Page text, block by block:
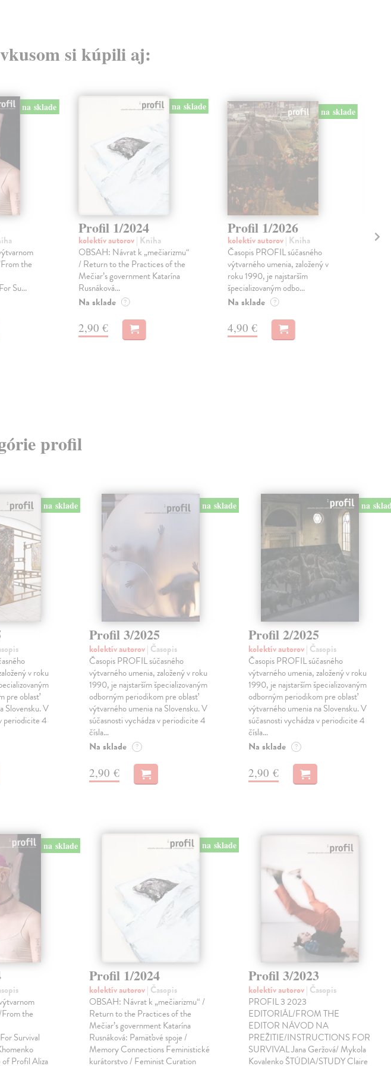
si kúpili aj:
na sklade
the
Su...
na sklade
Profil 1/2024
kolektív autorov| Kniha
OBSAH: Návrat k „mečiarizmu“
/ Return to the Practices of the
Mečiar’s government Katarína
Rusnáková...
Na sklade ?
2,90 €
na sklade
Profil 1/2026
kolektív autorov| Kniha
Časopis PROFIL súčasného
výtvarného umenia, založený v
roku 1990, je najstarším
špecializovaným odbo...
Na sklade ?
4,90 €
profil
na sklade
v roku
pre oblasť
Slovensku. V
periodicite 4
na sklade
Profil 3/2025
kolektív autorov| Časopis
Časopis PROFIL súčasného
výtvarného umenia, založený v roku
1990, je najstarším špecializovaným
odborným periodikom pre oblasť
výtvarného umenia na Slovensku. V
súčasnosti vychádza v periodicite 4
čísla…
Na sklade ?
2,90 €
na
Profil 2/2025
kolektív autorov| Časopis
Časopis PROFIL súčasného
výtvarného umenia, založený v roku
1990, je najstarším špecializovaným
odborným periodikom pre oblasť
výtvarného umenia na Slovensku. V
súčasnosti vychádza v periodicite 4
čísla…
Na sklade ?
2,90 €
na sklade
the
Survival
Profil Aliza
na sklade
Profil 1/2024
kolektív autorov| Časopis
OBSAH: Návrat k „mečiarizmu“ /
Return to the Practices of the
Mečiar’s government Katarína
Rusnáková: Pamäťové spoje /
Memory Connections Feministické
kurátorstvo / Feminist Curation
Profil 3/2023
kolektív autorov| Časopis
PROFIL 3 2023
EDITORIÁL/FROM THE
EDITOR NÁVOD NA
PREŽITIE/INSTRUCTIONS FOR
SURVIVAL Jana Geržová/ Mykola
Kovalenko ŠTÚDIA/STUDY Claire